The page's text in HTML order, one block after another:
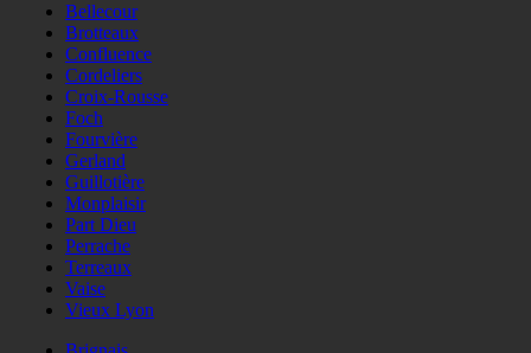
Bellecour
Brotteaux
Confluence
Cordeliers
Croix-Rousse
Foch
Fourvière
Gerland
Guillotière
Monplaisir
Part Dieu
Perrache
Terreaux
Vaise
Vieux Lyon